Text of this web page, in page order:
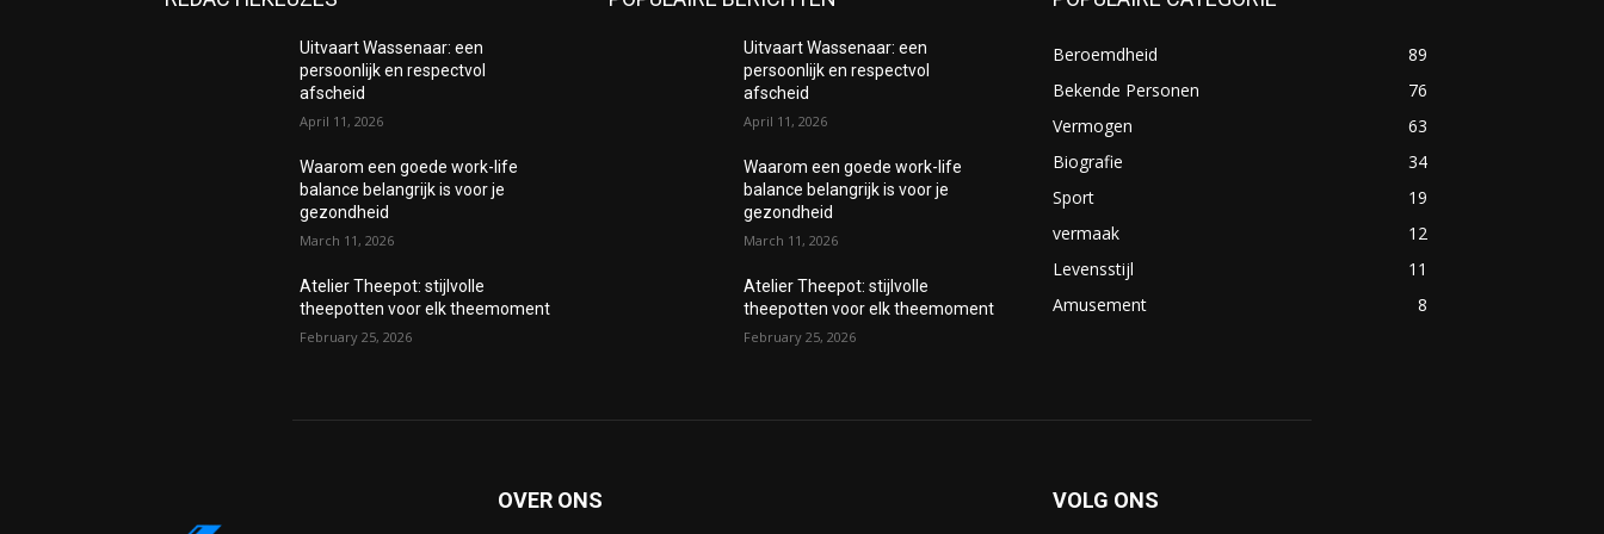
Uitvaart Wassenaar: een
persoonlijk en respectvol
afscheid
April 11, 2026
Waarom een goede work-life
balance belangrijk is voor je
gezondheid
March 11, 2026
Atelier Theepot: stijlvolle
theepotten voor elk theemoment
February 25, 2026
Uitvaart Wassenaar: een
persoonlijk en respectvol
afscheid
April 11, 2026
Waarom een goede work-life
balance belangrijk is voor je
gezondheid
March 11, 2026
Atelier Theepot: stijlvolle
theepotten voor elk theemoment
February 25, 2026
Beroemdheid
89
Bekende Personen
76
Vermogen
63
Biografie
34
Sport
19
vermaak
12
Levensstijl
11
Amusement
8
OVER ONS VOLG ONS